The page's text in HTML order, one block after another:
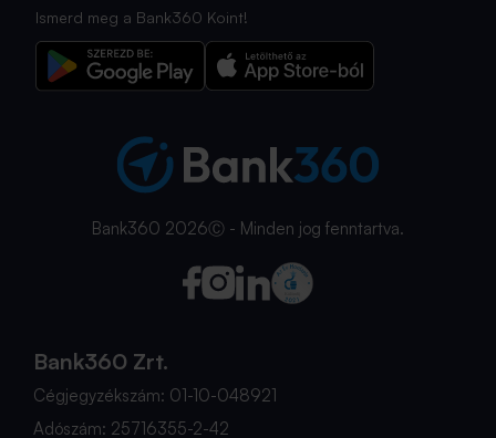
Ismerd meg a Bank360 Koint!
Bank360 2026Ⓒ - Minden jog fenntartva.
Bank360 Zrt.
Cégjegyzékszám: 01-10-048921
Adószám: 25716355-2-42